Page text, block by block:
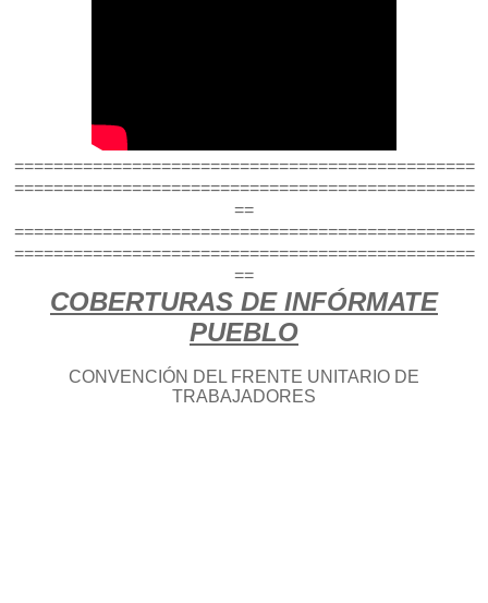
===============================================
===============================================
==
===============================================
===============================================
==
COBERTURAS DE INFÓRMATE
PUEBLO
CONVENCIÓN DEL FRENTE UNITARIO DE
TRABAJADORES